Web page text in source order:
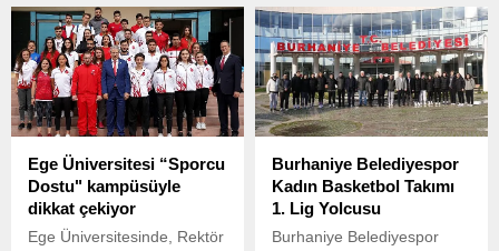
Ege Üniversitesi “Sporcu
Dostu" kampüsüyle
dikkat çekiyor
Ege Üniversitesinde, Rektör
Burhaniye Belediyespor
Kadın Basketbol Takımı
1. Lig Yolcusu
Burhaniye Belediyespor